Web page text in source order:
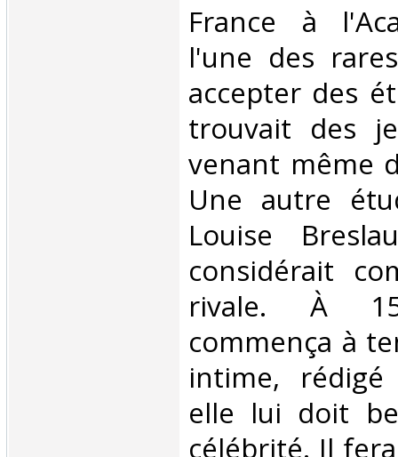
France à
l'une des
accepter des
trouvait des
venant même
Une autre
Louise
considérait
rivale. À
commença à
intime,
elle lui doit
célébrité. Il